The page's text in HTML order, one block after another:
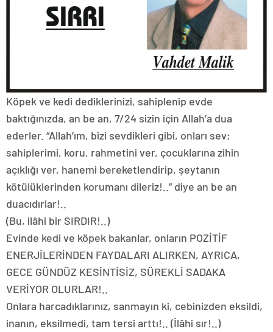
Köpek ve kedi dediklerinizi, sahiplenip evde
baktığınızda, an be an, 7/24 sizin için Allah’a dua
ederler. “Allah’ım, bizi sevdikleri gibi, onları sev;
sahiplerimi, koru, rahmetini ver, çocuklarına zihin
açıklığı ver, hanemi bereketlendirip, şeytanın
kötülüklerinden korumanı dileriz!..” diye an be an
duacıdırlar!..
(Bu, ilâhi bir SIRDIR!..)
Evinde kedi ve köpek bakanlar, onların POZİTİF
ENERJİLERİNDEN FAYDALARI ALIRKEN, AYRICA,
GECE GÜNDÜZ KESİNTİSİZ, SÜREKLİ SADAKA
VERİYOR OLURLAR!..
Onlara harcadıklarınız, sanmayın ki, cebinizden eksildi,
inanın, eksilmedi, tam tersi arttı!.. (İlâhi sır!..)